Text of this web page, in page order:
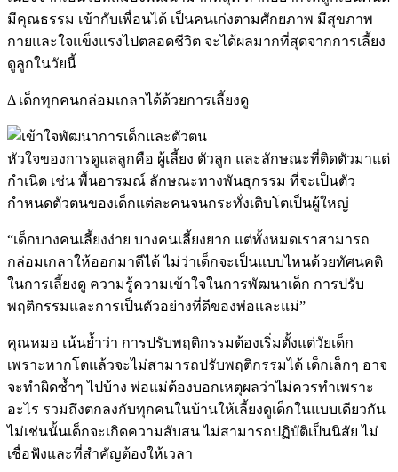
มีคุณธรรม เข้ากับเพื่อนได้ เป็นคนเก่งตามศักยภาพ มีสุขภาพ
กายและใจแข็งแรงไปตลอดชีวิต จะได้ผลมากที่สุดจากการเลี้ยง
ดูลูกในวัยนี้
Δ เด็กทุกคนกล่อมเกลาได้ด้วยการเลี้ยงดู
หัวใจของการดูแลลูกคือ ผู้เลี้ยง ตัวลูก และลักษณะที่ติดตัวมาแต่
กำเนิด เช่น พื้นอารมณ์ ลักษณะทางพันธุกรรม ที่จะเป็นตัว
กำหนดตัวตนของเด็กแต่ละคนจนกระทั่งเติบโตเป็นผู้ใหญ่
“เด็กบางคนเลี้ยงง่าย บางคนเลี้ยงยาก แต่ทั้งหมดเราสามารถ
กล่อมเกลาให้ออกมาดีได้ ไม่ว่าเด็กจะเป็นแบบไหนด้วยทัศนคติ
ในการเลี้ยงดู ความรู้ความเข้าใจในการพัฒนาเด็ก การปรับ
พฤติกรรมและการเป็นตัวอย่างที่ดีของพ่อและแม่”
คุณหมอ เน้นย้ำว่า การปรับพฤติกรรมต้องเริ่มตั้งแต่วัยเด็ก
เพราะหากโตแล้วจะไม่สามารถปรับพฤติกรรมได้ เด็กเล็กๆ อาจ
จะทำผิดซ้ำๆ ไปบ้าง พ่อแม่ต้องบอกเหตุผลว่าไม่ควรทำเพราะ
อะไร รวมถึงตกลงกับทุกคนในบ้านให้เลี้ยงดูเด็กในแบบเดียวกัน
ไม่เช่นนั้นเด็กจะเกิดความสับสน ไม่สามารถปฏิบัติเป็นนิสัย ไม่
เชื่อฟังและที่สำคัญต้องให้เวลา